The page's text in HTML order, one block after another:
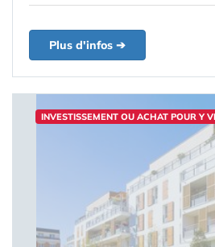
Plus d'infos ➔
INVESTISSEMENT OU ACHAT POUR Y